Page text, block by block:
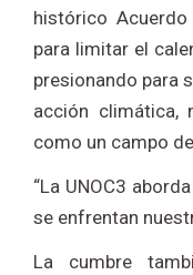
histórico
para limitar el
presionando para
acción climática,
como un campo
“La UNOC3
se enfrentan
La cumbre